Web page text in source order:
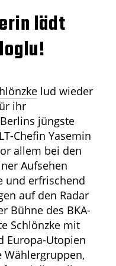
lädt
lud wieder
ihr
jüngste
Chefin Yasemin
allem bei den
Aufsehen
und erfrischend
auf den Radar
Bühne des BKA-
Schlönzke mit
Europa-Utopien
Wählergruppen,